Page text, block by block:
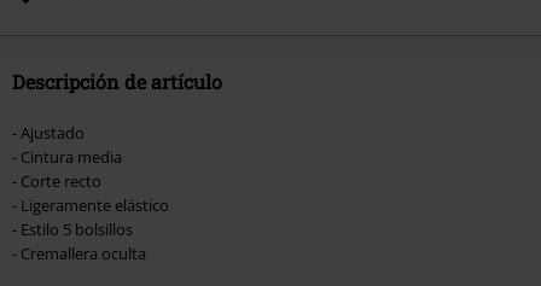
Hosen, Metality, Funko Pop!, vales regalo y artículos que incluyan una
Descripción de artículo
- Ajustado
- Cintura media
- Corte recto
- Ligeramente elástico
- Estilo 5 bolsillos
- Cremallera oculta